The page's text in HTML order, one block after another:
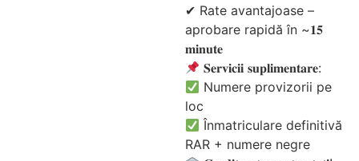
✔ Rate avantajoase –
aprobare rapidă în ~𝟏𝟓
𝐦𝐢𝐧𝐮𝐭𝐞
𝐒𝐞𝐫𝐯𝐢𝐜𝐢𝐢 𝐬𝐮𝐩𝐥𝐢𝐦𝐞𝐧𝐭𝐚𝐫𝐞:
Numere provizorii pe
loc
Înmatriculare definitivă
RAR + numere negre